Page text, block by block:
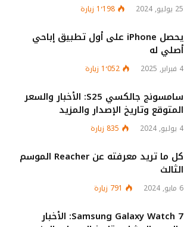
25 يوليو, 2024 1٬198 زيارة
يحصل iPhone على أول تطبيق إباحي
أصلي له
4 فبراير, 2025 1٬052 زيارة
سامسونج جالكسي S25: الأخبار والسعر
المتوقع وتاريخ الإصدار والمزيد
4 يوليو, 2024 835 زيارة
كل ما تريد معرفته عن Reacher الموسم
الثالث
6 مايو, 2024 791 زيارة
Samsung Galaxy Watch 7: الأخبار